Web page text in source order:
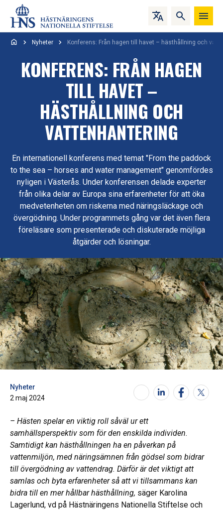
Hoppa till innehåll
Nyheter Konferens: Från hagen till havet – hästhållning och
KONFERENS: FRÅN HAGEN
TILL HAVET –
HÄSTHÅLLNING OCH
VATTENHANTERING
En internationell konferens med temat "From the paddock
to the sea – horses and water management" genomfördes
nyligen i Västerås. Under konferensen delade experter
från olika delar av Europa sina erfarenheter för att öka
medvetenheten om riskerna med näringsläckage och
övergödning. Under programmets gång var det även flera
föreläsare som presenterade och diskuterade möjliga
åtgärder och lösningar.
Nyheter
2 maj 2024
– Hästen spelar en viktig roll såväl ur ett
samhällsperspektiv som för den enskilda individen.
Samtidigt kan hästhållningen ha en påverkan på
vattenmiljön, med näringsämnen från gödsel som bidrar
till övergödning av vattendrag. Därför är det viktigt att
samlas och byta erfarenheter så att vi tillsammans kan
bidra till en mer hållbar hästhållning, säger Karolina
Lagerlund, vd på Hästnäringens Nationella Stiftelse och